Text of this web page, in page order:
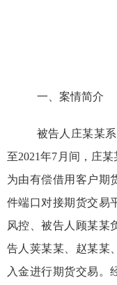
一、案情简介
被告人庄某某
至2021年7月间，庄
为由有偿借用客户期
件端口对接期货交易
风控、被告人顾某某
告人荚某某、赵某某
入金进行期货交易。